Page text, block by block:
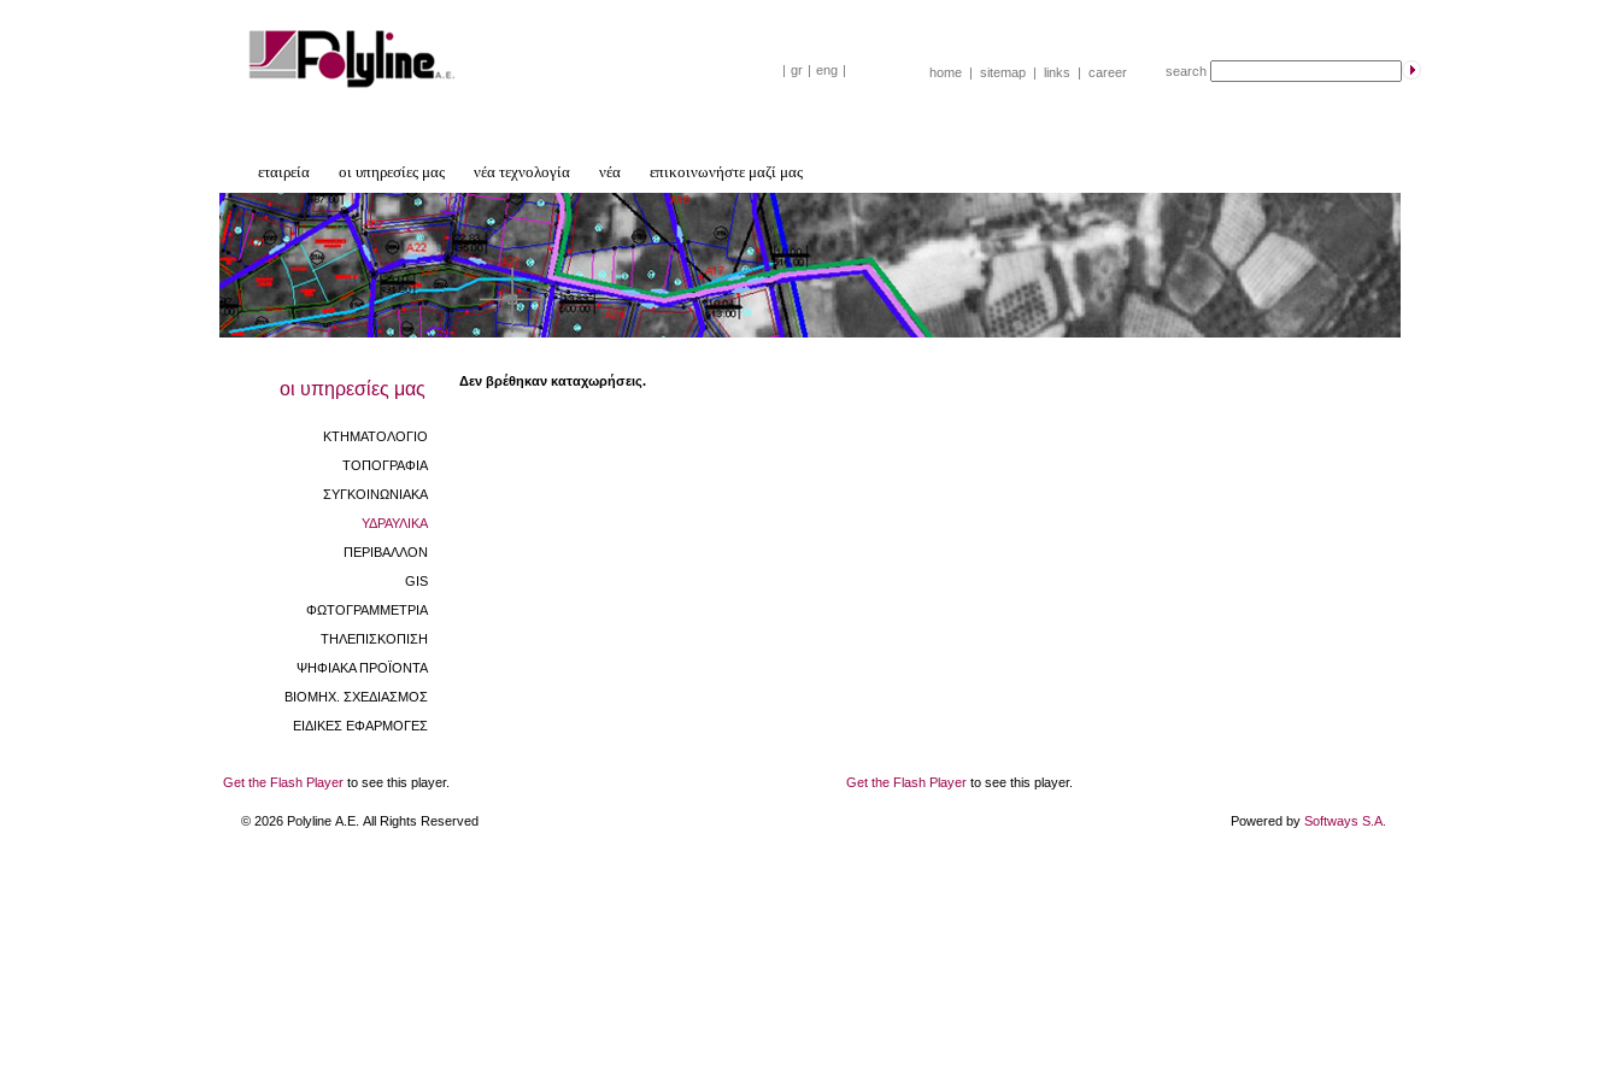
| gr | eng | home | sitemap | links | career search
εταιρεία οι υπηρεσίες μας νέα τεχνολογία νέα επικοινωνήστε μαζί μας
οι υπηρεσίες μας
ΚΤΗΜΑΤΟΛΟΓΙΟ
ΤΟΠΟΓΡΑΦΙΑ
ΣΥΓΚΟΙΝΩΝΙΑΚΑ
ΥΔΡΑΥΛΙΚΑ
ΠΕΡΙΒΑΛΛΟΝ
GIS
ΦΩΤΟΓΡΑΜΜΕΤΡΙΑ
ΤΗΛΕΠΙΣΚΟΠΙΣΗ
ΨΗΦΙΑΚΑ ΠΡΟΪΟΝΤΑ
ΒΙΟΜHX. ΣΧΕΔΙΑΣΜΟΣ
ΕΙΔΙΚΕΣ ΕΦΑΡΜΟΓΕΣ
Δεν βρέθηκαν καταχωρήσεις.
Get the Flash Player to see this player. Get the Flash Player to see this player.
© 2026 Polyline Α.Ε. All Rights Reserved Powered by Softways S.A.